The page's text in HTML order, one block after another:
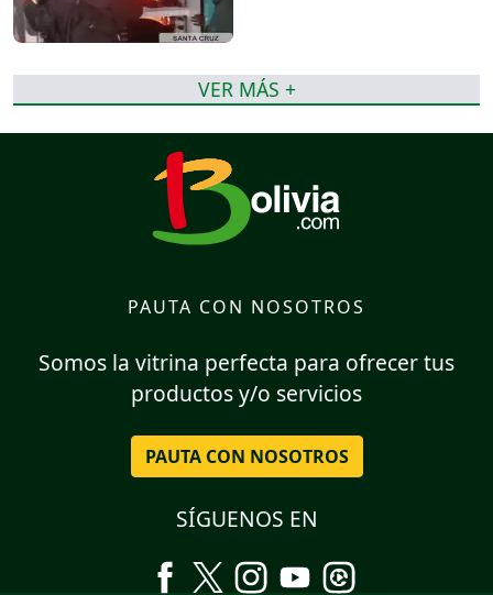
VER MÁS +
PAUTA CON NOSOTROS
Somos la vitrina perfecta para ofrecer tus
productos y/o servicios
PAUTA CON NOSOTROS
SÍGUENOS EN